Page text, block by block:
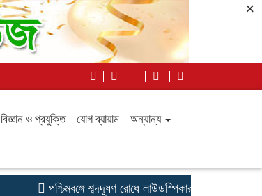
×
বিজ্ঞান ও প্রযুক্তি যোগ ব্যায়াম
অন্যান্য
পশ্চিমবঙ্গে শব্দদূষণ রোধে লাউডস্পিকার অপসারণ, আদালতের